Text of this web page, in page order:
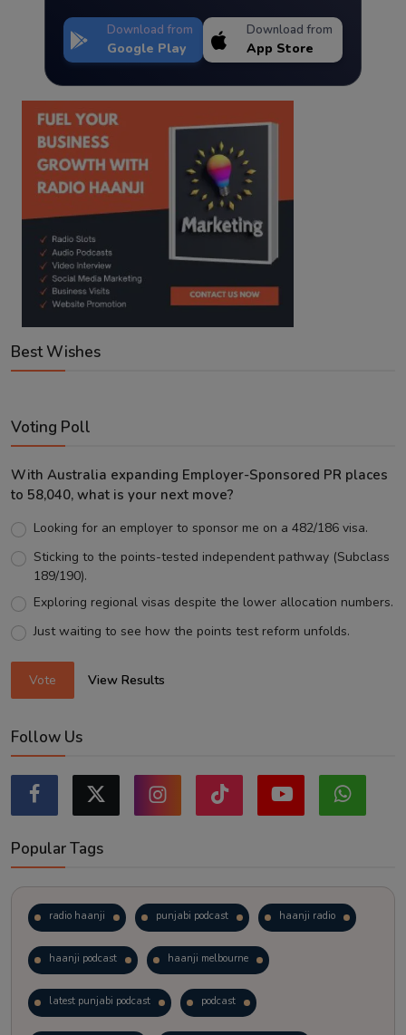
Download from
Google Play
Download from
App Store
Best Wishes
Voting Poll
With Australia expanding Employer-Sponsored PR places
to 58,040, what is your next move?
Looking for an employer to sponsor me on a 482/186 visa.
Sticking to the points-tested independent pathway (Subclass
189/190).
Exploring regional visas despite the lower allocation numbers.
Just waiting to see how the points test reform unfolds.
Vote View Results
Follow Us
Popular Tags
radio haanji punjabi podcast haanji radio
haanji podcast haanji melbourne
latest punjabi podcast podcast